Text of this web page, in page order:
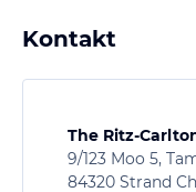
Kontakt
The Ritz-
9/123 Moo 5,
84320 Strand